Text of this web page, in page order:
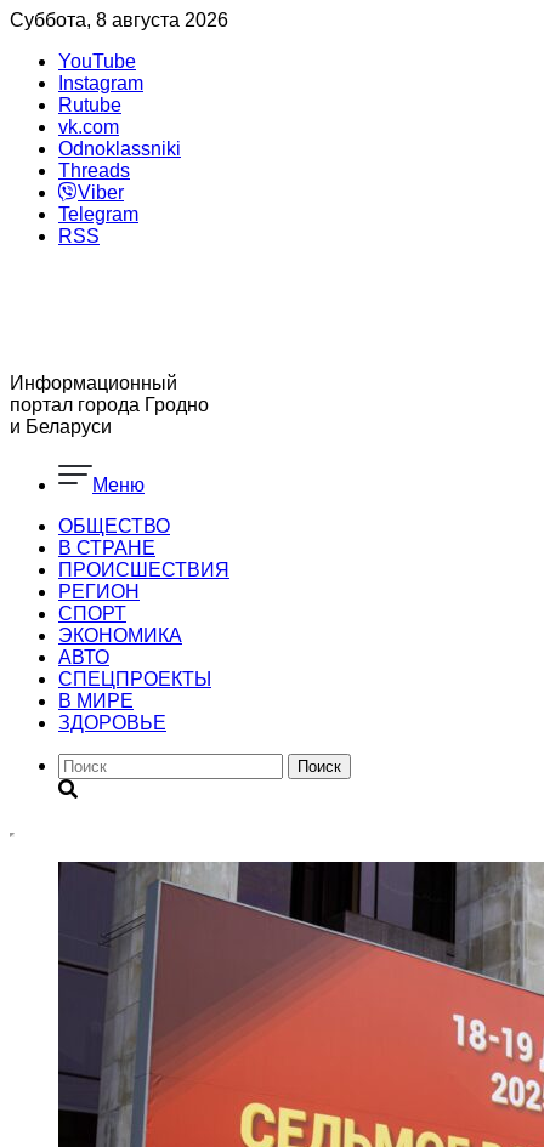
Суббота, 8 августа 2026
YouTube
Instagram
Rutube
vk.com
Odnoklassniki
Threads
Viber
Telegram
RSS
Информационный
портал города Гродно
и Беларуси
Меню
ОБЩЕСТВО
В СТРАНЕ
ПРОИСШЕСТВИЯ
РЕГИОН
CПОРТ
ЭКОНОМИКА
АВТО
СПЕЦПРОЕКТЫ
В МИРЕ
ЗДОРОВЬЕ
Поиск